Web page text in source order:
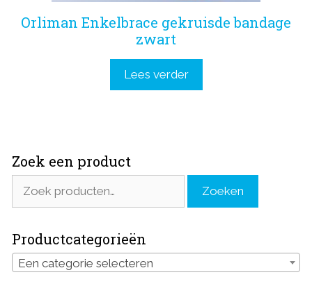
Orliman Enkelbrace gekruisde bandage
zwart
Lees verder
Zoek een product
naar:
Zoeken
Productcategorieën
Een categorie selecteren